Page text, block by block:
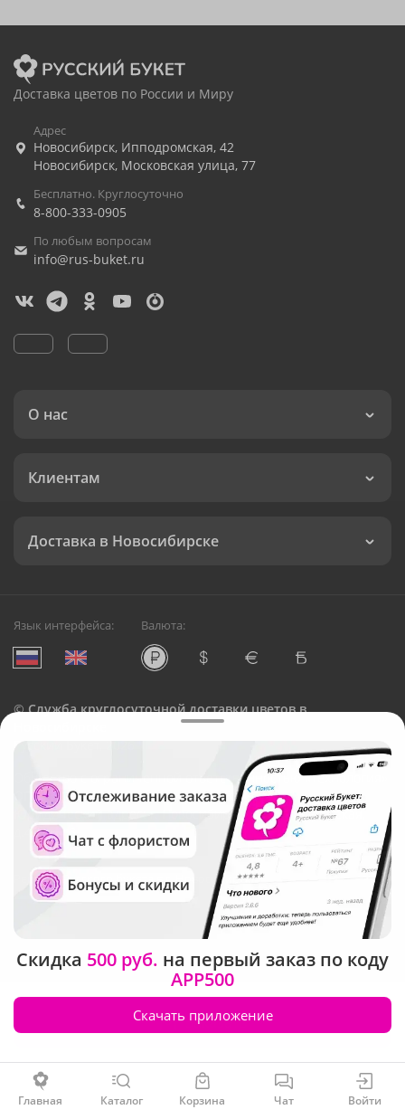
Заказать
Доставка цветов по России и Миру
Адрес
Новосибирск, Ипподромская, 42
Новосибирск, Московская улица, 77
Бесплатно. Круглосуточно
8-800-333-0905
По любым вопросам
info@rus-buket.ru
О нас
Клиентам
Доставка в Новосибирске
Язык интерфейса: Валюта:
©Служба круглосуточной доставки цветов в
Русский Букет, 2026
Общество с ограниченной ответственностью «Технология»
ОГРН: 1195476081745, ИНН: 5410081997
Юридический адрес: г. Новосибирск, ул. Ипподромская,
д.42, оф. 3
Рейтинг Русского букета в г. Новосибирск
Главная Каталог Корзина Чат Войти
Скидка 500 руб. на первый заказ по коду
APP500
Скачать приложение